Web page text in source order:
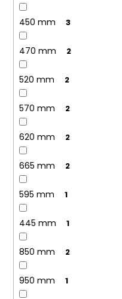
450 mm 3
470 mm 2
520 mm 2
570 mm 2
620 mm 2
665 mm 2
595 mm 1
445 mm 1
850 mm 2
950 mm 1